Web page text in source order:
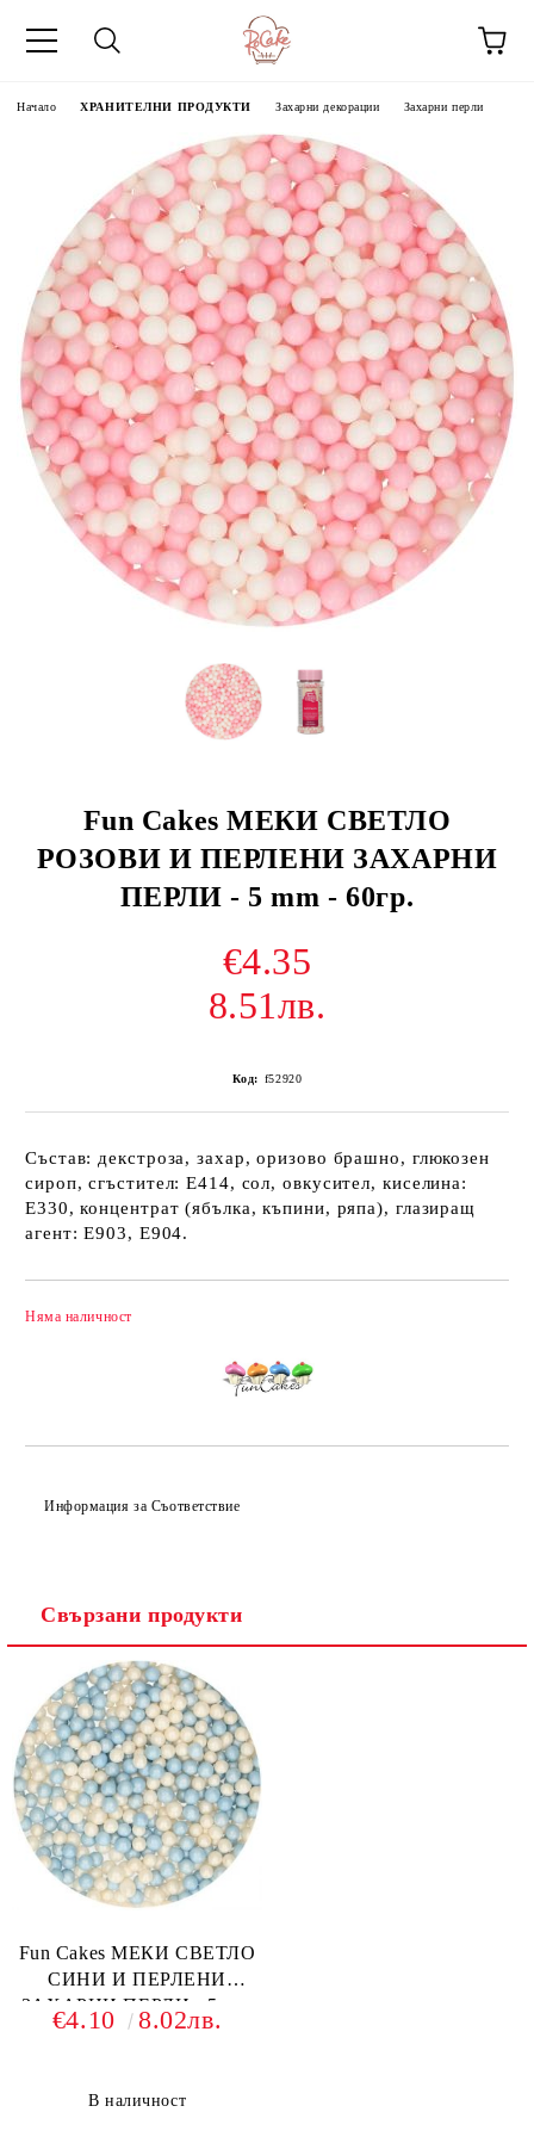
Начало ХРАНИТЕЛНИ ПРОДУКТИ Захарни декорации Захарни перли
Fun Cakes МЕКИ СВЕТЛО
РОЗОВИ И ПЕРЛЕНИ ЗАХАРНИ
ПЕРЛИ - 5 mm - 60гр.
€4.35
8.51лв.
Код: f52920
Състав: декстроза, захар, оризово брашно, глюкозен
сироп, сгъстител: Е414, сол, овкусител, киселина:
Е330, концентрат (ябълка, къпини, ряпа), глазиращ
агент: Е903, Е904.
Няма наличност
Информация за Съответствие
Свързани продукти
Fun Cakes МЕКИ СВЕТЛО
СИНИ И ПЕРЛЕНИ
ЗАХАРНИ ПЕРЛИ - 5 mm
- 60гр.
€4.10 8.02лв.
В наличност